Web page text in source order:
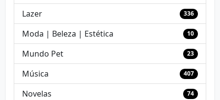
Lazer 336
Moda | Beleza | Estética 10
Mundo Pet 23
Música 407
Novelas 74